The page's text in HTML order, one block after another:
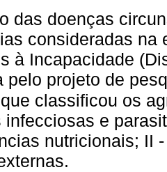
das doenças
consideradas na
à Incapacidade
pelo projeto de
que classificou os
infecciosas e
nutricionais; II